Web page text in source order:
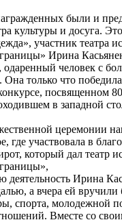
были и
культуры и досуга.
участник театра
Ирина
человек с
только что
посвященном
в западной
церемонии
где участвовала в
который дал театр
деятельность Ирина
а вчера ей вручили
спорта, молодежной
Вместе со